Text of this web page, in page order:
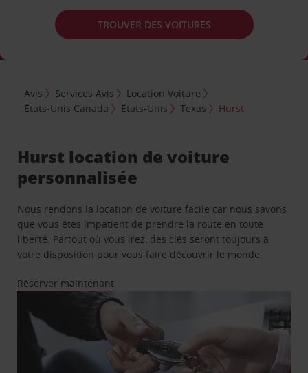
TROUVER DES VOITURES
Avis Services Avis
Location Voiture
États-Unis Canada
États-Unis Texas Hurst
Hurst location de voiture
personnalisée
Nous rendons la location de voiture facile car nous savons
que vous êtes impatient de prendre la route en toute
liberté. Partout où vous irez, des clés seront toujours à
votre disposition pour vous faire découvrir le monde.
Réserver maintenant